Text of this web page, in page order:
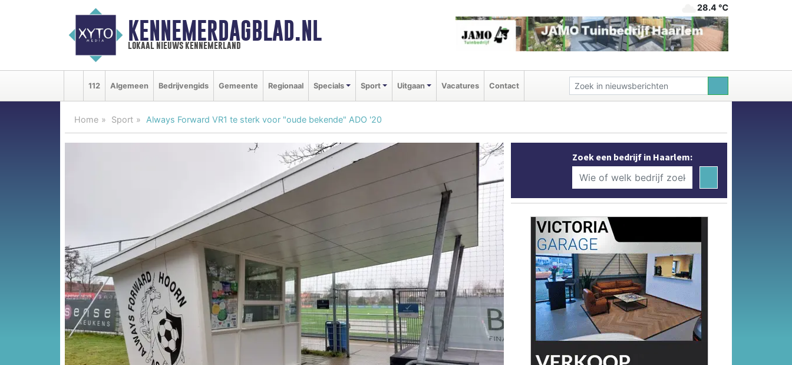
KENNEMERDAGBLAD.NL
lokaal nieuws kennemerland
28.4 ℃
112 Algemeen Bedrijvengids Gemeente Regionaal Specials Sport Uitgaan Vacatures Contact
Home Sport Always Forward VR1 te sterk voor "oude bekende" ADO '20
Zoek een bedrijf in Haarlem: